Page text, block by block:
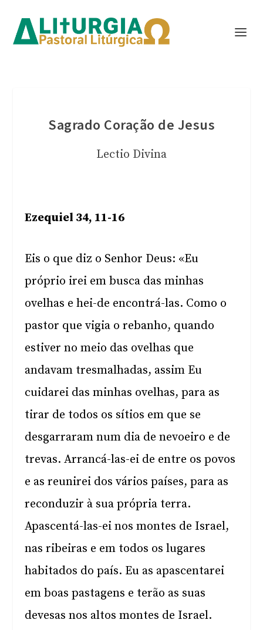
Sagrado Coração de Jesus
Lectio Divina
Ezequiel 34, 11-16
Eis o que diz o Senhor Deus: «Eu
próprio irei em busca das minhas
ovelhas e hei-de encontrá-las. Como o
pastor que vigia o rebanho, quando
estiver no meio das ovelhas que
andavam tresmalhadas, assim Eu
cuidarei das minhas ovelhas, para as
tirar de todos os sítios em que se
desgarraram num dia de nevoeiro e de
trevas. Arrancá-las-ei de entre os povos
e as reunirei dos vários países, para as
reconduzir à sua própria terra.
Apascentá-las-ei nos montes de Israel,
nas ribeiras e em todos os lugares
habitados do país. Eu as apascentarei
em boas pastagens e terão as suas
devesas nos altos montes de Israel.